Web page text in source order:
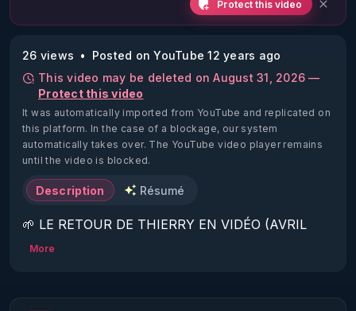
Protect this video
26 views
Posted on YouTube 12 years ago
This video may be deleted on August 31, 2026 —
Protect this video
It was automatically imported from YouTube and replicated on
this platform. In the case of a blockage, our system
automatically takes over. The YouTube video player remains
until the video is blocked.
Description Résumé
🌱 LE RETOUR DE THIERRY EN VIDÉO (AVRIL
2022)!
https://www.rgnr.fr/presentation.html
More